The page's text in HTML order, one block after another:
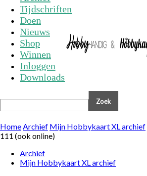
Tijdschriften
Doen
Nieuws
Shop
Winnen
Inloggen
Downloads
HomeArchief Mijn Hobbykaart XL archief
111 (ook online)
Archief
Mijn Hobbykaart XL archief